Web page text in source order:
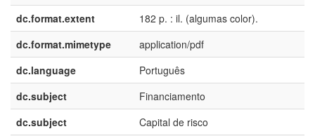
dc.format.extent
182 p. : il. (algumas color).
dc.format.mimetype
application/pdf
dc.language
Português
dc.subject
Financiamento
dc.subject
Capital de risco